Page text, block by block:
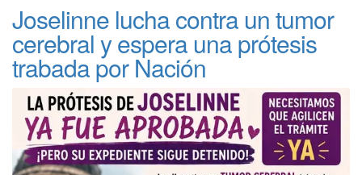
Joselinne lucha contra un tumor
cerebral y espera una prótesis
trabada por Nación